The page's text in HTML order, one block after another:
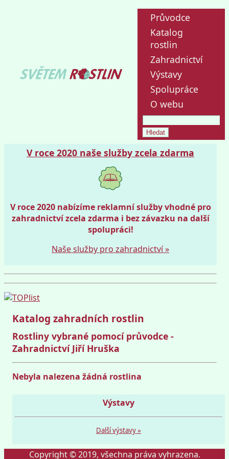
Průvodce
Katalog
rostlin
Zahradnictví
Výstavy
Spolupráce
O webu
V roce 2020 naše služby zcela zdarma
V roce 2020 nabízíme reklamní služby vhodné pro
zahradnictví zcela zdarma i bez závazku na další
spolupráci!
Naše služby pro zahradnictví »
Katalog zahradních rostlin
Rostliny vybrané pomocí průvodce -
Zahradnictví Jiří Hruška
Nebyla nalezena žádná rostlina
Výstavy
Další výstavy »
Copyright © 2019, všechna práva vyhrazena.